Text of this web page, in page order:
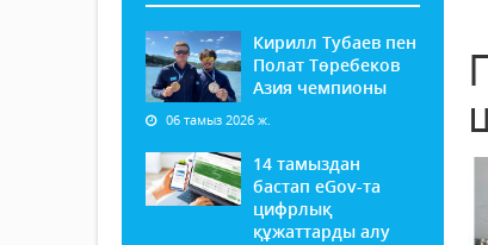
Кирилл Тубаев пен
Полат Төребеков
Азия чемпионы
06 тамыз 2026 ж.
14 тамыздан
бастап еGov-та
цифрлық
құжаттарды алу